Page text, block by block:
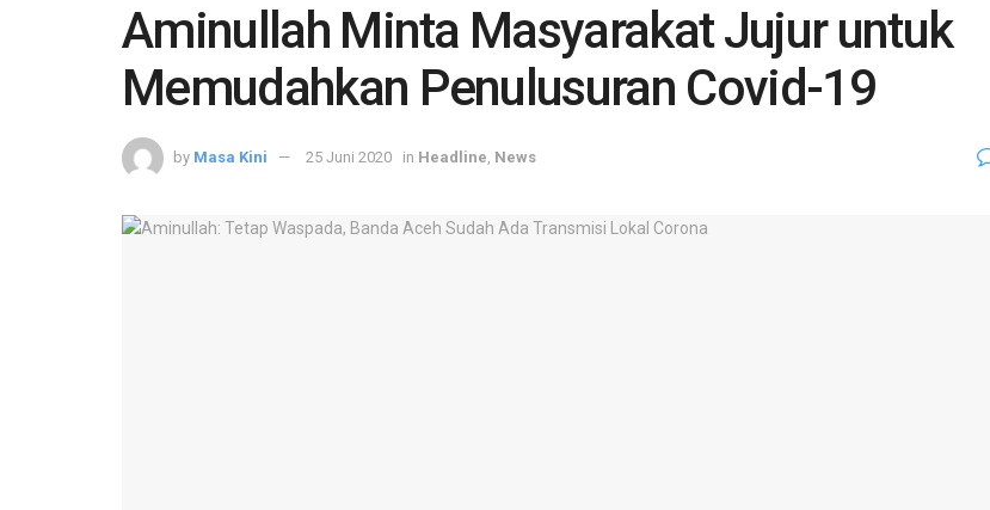
Aminullah Minta Masyarakat Jujur untuk
Memudahkan Penulusuran Covid-19
by Masa Kini 25 Juni 2020 in Headline News